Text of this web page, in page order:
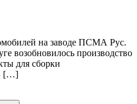
на заводе ПСМА Рус.
возобновилось производство
для сборки
[…]